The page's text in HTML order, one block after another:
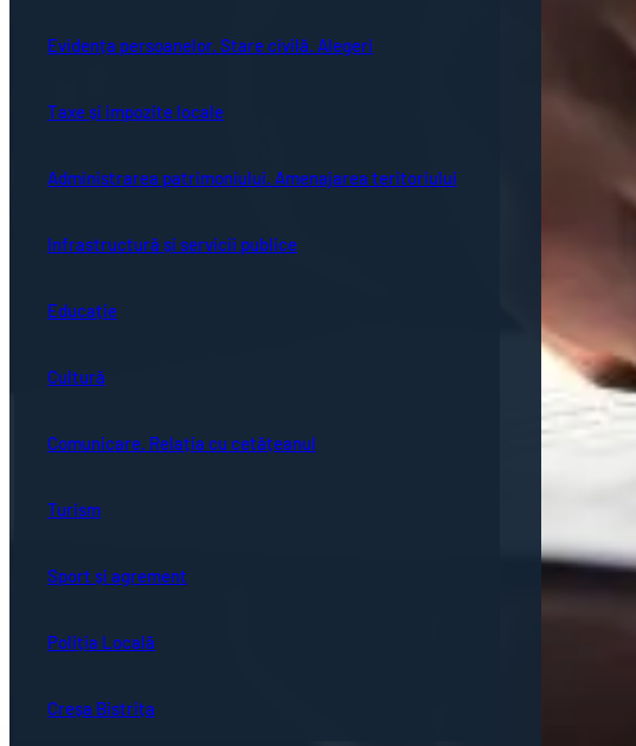
Evidența persoanelor. Stare civilă. Alegeri
Taxe și impozite locale
Administrarea patrimoniului. Amenajarea teritoriului
Infrastructură și servicii publice
Educație
Cultură
Comunicare. Relația cu cetățeanul
Turism
Sport și agrement
Poliția Locală
Creșa Bistrița